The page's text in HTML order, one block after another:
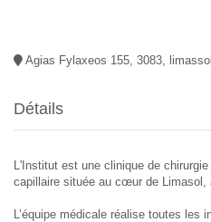
Agias Fylaxeos 155, 3083, limassol
Détails
L'Institut est une clinique de
capillaire située au cœur de Limasol,
L’équipe médicale réalise toutes les